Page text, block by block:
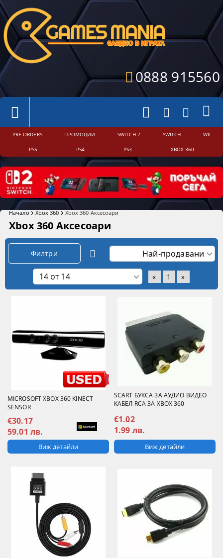
0888 915560
PRE-ORDERS ПРОМОЦИИ SWITCH 2 SWITCH WII
PS5 PS4 PS3 XBOX 360
Начало Xbox 360 Xbox 360 Аксесоари
Xbox 360 Аксесоари
Филтри
« 1 »
MICROSOFT XBOX 360 KINECT
SENSOR
€30.17
59.01 лв.
Виж детайли
SCART БУКСА ЗА АУДИО ВИДЕО
КАБЕЛ RCA ЗА XBOX 360
€1.02
1.99 лв.
Виж детайли